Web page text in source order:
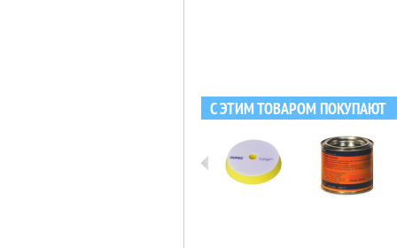
С ЭТИМ ТОВАРОМ ПОКУПАЮТ